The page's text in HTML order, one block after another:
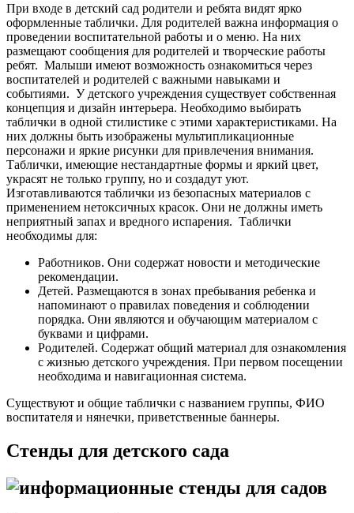
При входе в детский сад родители и ребята видят ярко
оформленные таблички. Для родителей важна информация о
проведении воспитательной работы и о меню. На них
размещают сообщения для родителей и творческие работы
ребят. Малыши имеют возможность ознакомиться через
воспитателей и родителей с важными навыками и
событиями. У детского учреждения существует собственная
концепция и дизайн интерьера. Необходимо выбирать
таблички в одной стилистике с этими характеристиками. На
них должны быть изображены мультипликационные
персонажи и яркие рисунки для привлечения внимания.
Таблички, имеющие нестандартные формы и яркий цвет,
украсят не только группу, но и создадут уют.
Изготавливаются таблички из безопасных материалов с
применением нетоксичных красок. Они не должны иметь
неприятный запах и вредного испарения. Таблички
необходимы для:
Работников. Они содержат новости и методические
рекомендации.
Детей. Размещаются в зонах пребывания ребенка и
напоминают о правилах поведения и соблюдении
порядка. Они являются и обучающим материалом с
буквами и цифрами.
Родителей. Содержат общий материал для ознакомления
с жизнью детского учреждения. При первом посещении
необходима и навигационная система.
Существуют и общие таблички с названием группы, ФИО
воспитателя и нянечки, приветственные баннеры.
Стенды для детского сада